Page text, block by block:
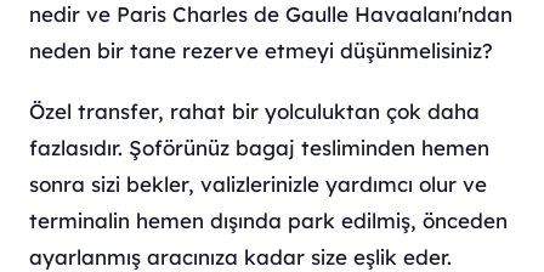
nedir ve Paris Charles de Gaulle Havaalanı'ndan
neden bir tane rezerve etmeyi düşünmelisiniz?
Özel transfer, rahat bir yolculuktan çok daha
fazlasıdır. Şoförünüz bagaj tesliminden hemen
sonra sizi bekler, valizlerinizle yardımcı olur ve
terminalin hemen dışında park edilmiş, önceden
ayarlanmış aracınıza kadar size eşlik eder.